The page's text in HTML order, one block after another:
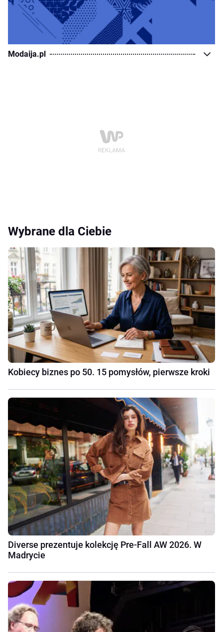
Modaija.pl
Wybrane dla Ciebie
Kobiecy biznes po 50. 15 pomysłów, pierwsze kroki
Diverse prezentuje kolekcję Pre-Fall AW 2026. W
Madrycie